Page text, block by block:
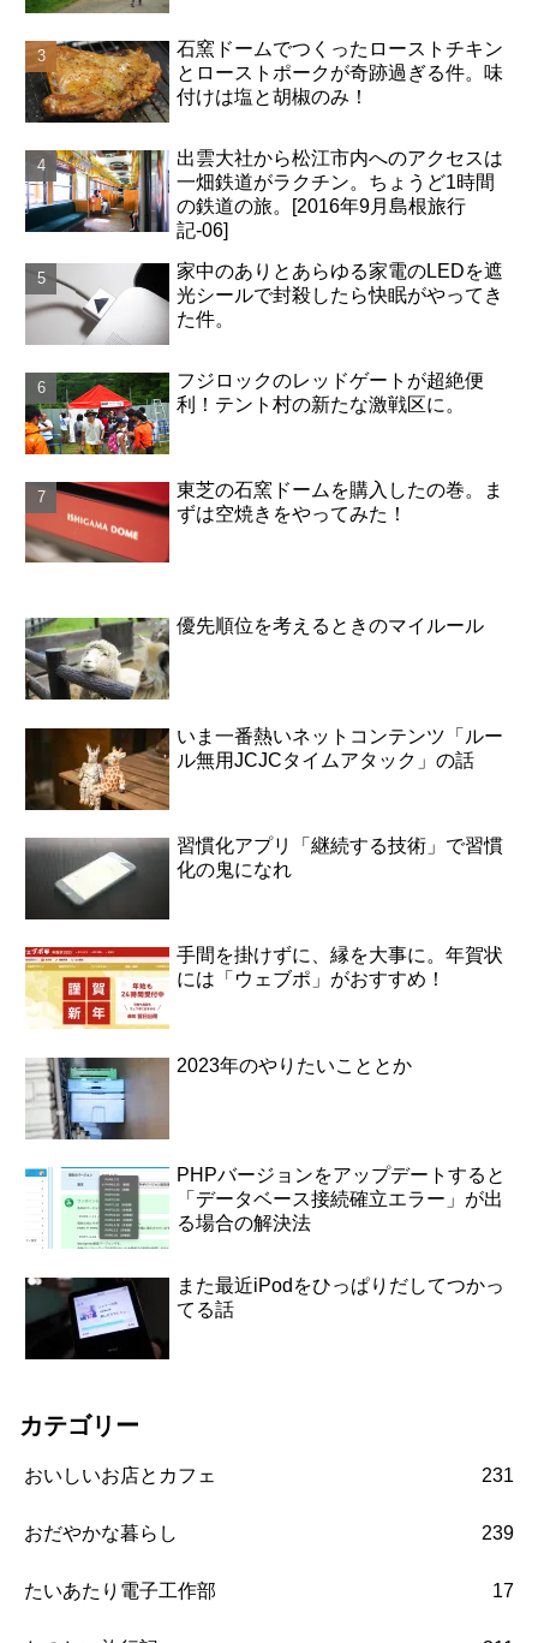
石窯ドームでつくったローストチキン
とローストポークが奇跡過ぎる件。味
付けは塩と胡椒のみ！
出雲大社から松江市内へのアクセスは
一畑鉄道がラクチン。ちょうど1時間
の鉄道の旅。[2016年9月島根旅行
記-06]
家中のありとあらゆる家電のLEDを遮
光シールで封殺したら快眠がやってき
た件。
フジロックのレッドゲートが超絶便
利！テント村の新たな激戦区に。
東芝の石窯ドームを購入したの巻。ま
ずは空焼きをやってみた！
優先順位を考えるときのマイルール
いま一番熱いネットコンテンツ「ルー
ル無用JCJCタイムアタック」の話
習慣化アプリ「継続する技術」で習慣
化の鬼になれ
手間を掛けずに、縁を大事に。年賀状
には「ウェブポ」がおすすめ！
2023年のやりたいこととか
PHPバージョンをアップデートすると
「データベース接続確立エラー」が出
る場合の解決法
また最近iPodをひっぱりだしてつかっ
てる話
カテゴリー
おいしいお店とカフェ 231
おだやかな暮らし 239
たいあたり電子工作部 17